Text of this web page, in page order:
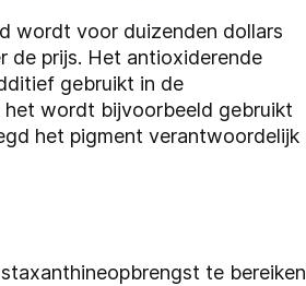
wordt voor duizenden dollars
de prijs. Het antioxiderende
gebruikt in de
wordt bijvoorbeeld gebruikt
het pigment verantwoordelijk
te bereiken